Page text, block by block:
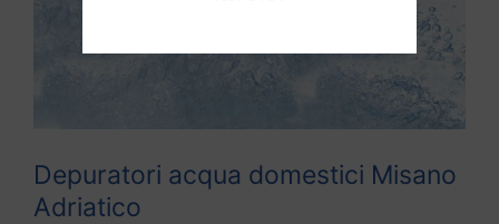
Depuratori acqua domestici Misano
Adriatico